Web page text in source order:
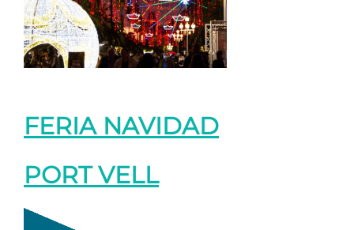
FERIA NAVIDAD
PORT VELL